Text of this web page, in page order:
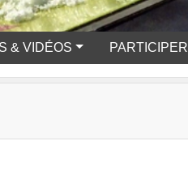
& VIDÉOS PARTICIPER